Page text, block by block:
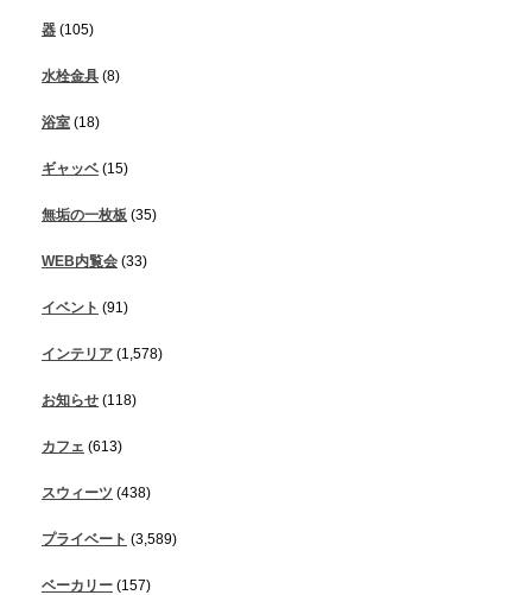
器 (105)
水栓金具 (8)
浴室 (18)
ギャッベ (15)
無垢の一枚板 (35)
WEB内覧会 (33)
イベント (91)
インテリア (1,578)
お知らせ (118)
カフェ (613)
スウィーツ (438)
プライベート (3,589)
ベーカリー (157)